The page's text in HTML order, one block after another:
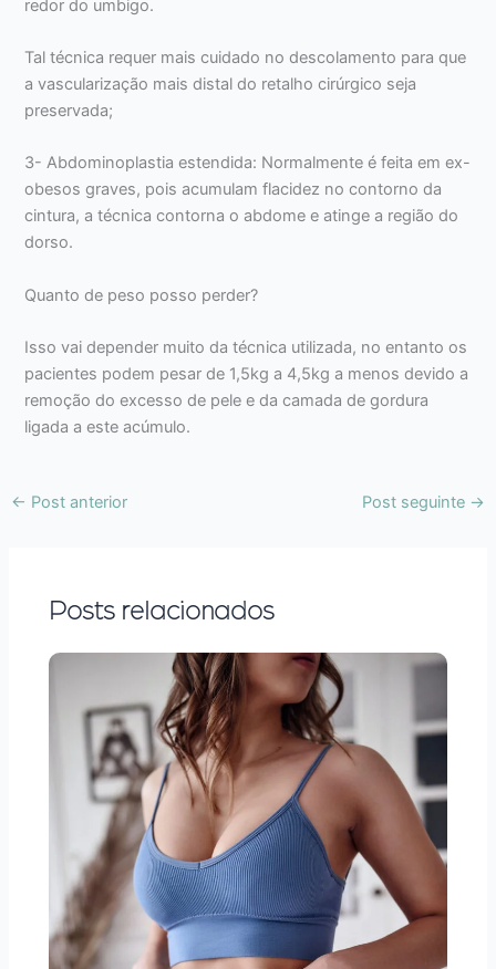
redor do umbigo.
Tal técnica requer mais cuidado no descolamento para que
a vascularização mais distal do retalho cirúrgico seja
preservada;
3- Abdominoplastia estendida: Normalmente é feita em ex-
obesos graves, pois acumulam flacidez no contorno da
cintura, a técnica contorna o abdome e atinge a região do
dorso.
Quanto de peso posso perder?
Isso vai depender muito da técnica utilizada, no entanto os
pacientes podem pesar de 1,5kg a 4,5kg a menos devido a
remoção do excesso de pele e da camada de gordura
ligada a este acúmulo.⠀
← Post anterior Post seguinte →
Posts relacionados